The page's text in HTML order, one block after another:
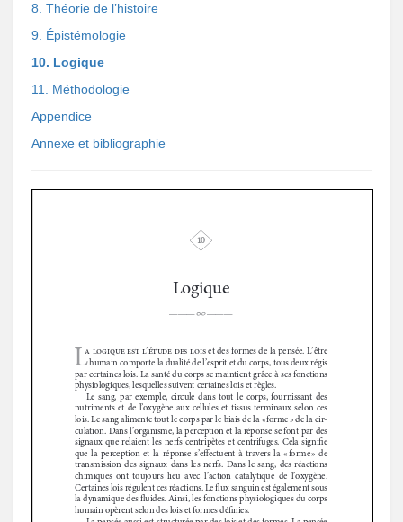
8. Théorie de l’histoire
9. Épistémologie
10. Logique
11. Méthodologie
Appendice
Annexe et bibliographie